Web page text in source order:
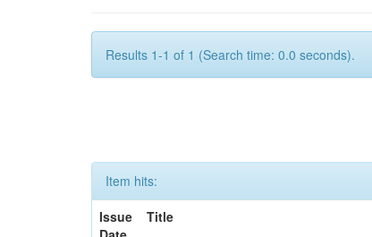
Results 1-1 of 1 (Search time: 0.0 seconds).
Item hits:
Issue
Title